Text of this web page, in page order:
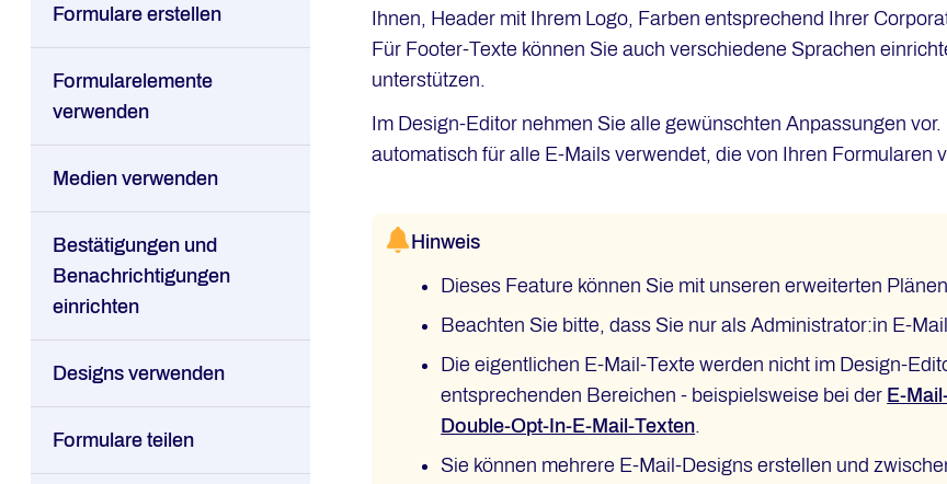
Formulare erstellen
Formularelemente
verwenden
Medien verwenden
Bestätigungen und
Benachrichtigungen
einrichten
Designs verwenden
Formulare teilen
Ihnen, Header mit Ihrem Logo, Farben entsprechend Ihrer
Für Footer-Texte können Sie auch verschiedene Sprachen
unterstützen.
Im Design-Editor nehmen Sie alle gewünschten Anpassungen
automatisch für alle E-Mails verwendet, die von Ihren Formularen
Hinweis
Dieses Feature können Sie mit unseren erweiterten
Beachten Sie bitte, dass Sie nur als Administrator:in E-
Die eigentlichen E-Mail-Texte werden nicht im Design-
entsprechenden Bereichen - beispielsweise bei der E-
Double-Opt-In-E-Mail-Texten.
Sie können mehrere E-Mail-Designs erstellen und